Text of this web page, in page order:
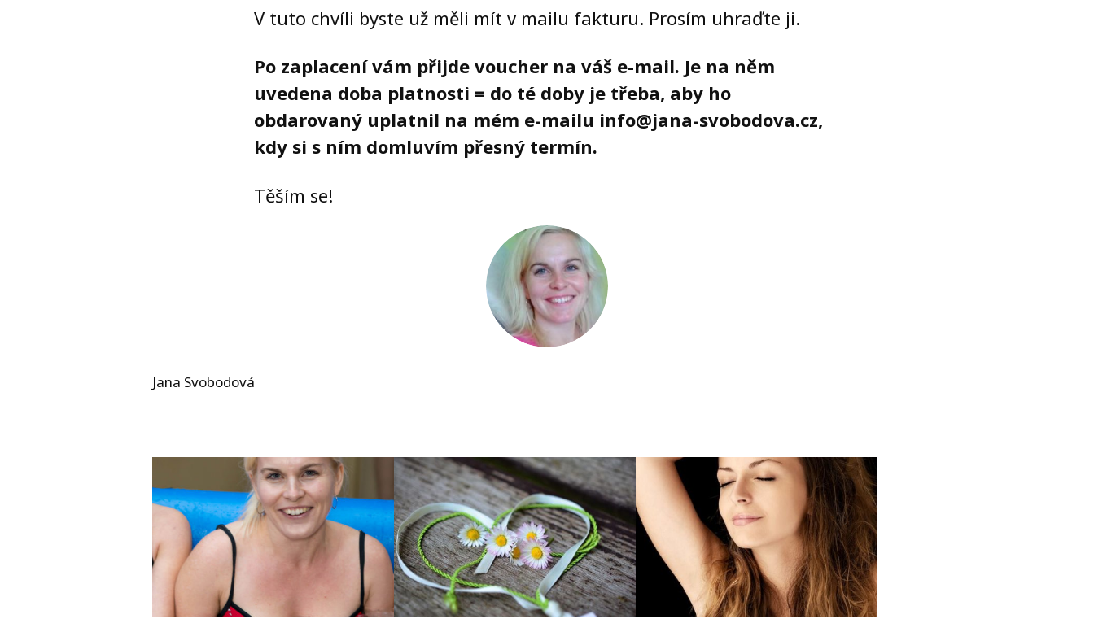
V tuto chvíli byste už měli mít v mailu fakturu. Prosím uhraďte ji.
Po zaplacení vám přijde voucher na váš e-mail. Je na něm
uvedena doba platnosti = do té doby je třeba, aby ho
obdarovaný uplatnil na mém e-mailu info@jana-svobodova.cz,
kdy si s ním domluvím přesný termín.
Těším se!
Jana Svobodová